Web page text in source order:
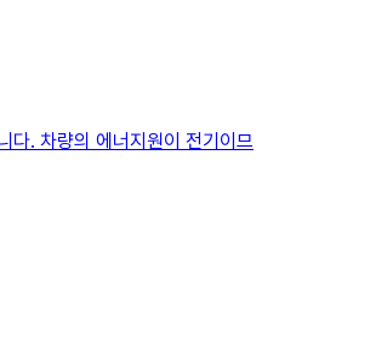
다. 차량의 에너지원이 전기이므